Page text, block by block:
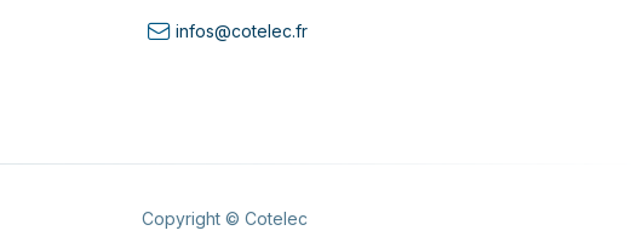
infos@cotelec.fr
Copyright © Cotelec